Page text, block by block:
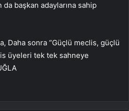
başkan adaylarına sahip
Daha sonra “Güçlü meclis, güçlü
üyeleri tek tek sahneye